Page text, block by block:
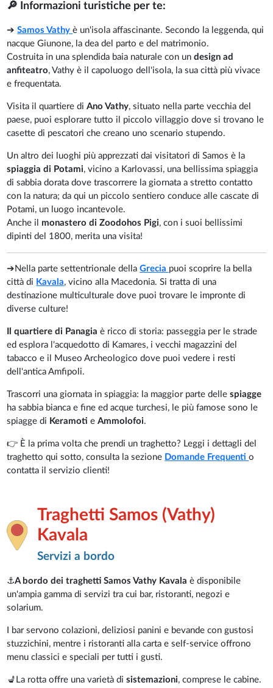
🔎 Informazioni turistiche per te:
➔Samos Vathyè un'isola affascinante. Secondo la leggenda, qui
nacque Giunone, la dea del parto e del matrimonio.
Costruita in una splendida baia naturale con undesign ad
anfiteatro, Vathy è il capoluogo dell'isola, la sua città più vivace
e frequentata.
Visita il quartiere diAno Vathy, situato nella parte vecchia del
paese, puoi esplorare tutto il piccolo villaggio dove si trovano le
casette di pescatori che creano uno scenario stupendo.
Un altro dei luoghi più apprezzati dai visitatori di Samos è la
spiaggia di Potami, vicino a Karlovassi, una bellissima spiaggia
di sabbia dorata dove trascorrere la giornata a stretto contatto
con la natura; da qui un piccolo sentiero conduce alle cascate di
Potami, un luogo incantevole.
Anche il monastero di Zoodohos Pigi, con i suoi bellissimi
dipinti del 1800, merita una visita!
➔Nella parte settentrionale dellaGrecia puoi scoprire la bella
città di Kavala, vicino alla Macedonia. Si tratta di una
destinazione multiculturale dove puoi trovare le impronte di
diverse culture!
Il quartiere di Panagia è ricco di storia: passeggia per le strade
ed esplora l'acquedotto di Kamares, i vecchi magazzini del
tabacco e il Museo Archeologico dove puoi vedere i resti
dell'antica Amfipoli.
Trascorri una giornata in spiaggia: la maggior parte dellespiagge
ha sabbia bianca e fine ed acque turchesi, le più famose sono le
spiagge di KeramotieAmmolofoi.
👉 È la prima volta che prendi un traghetto? Leggi i dettagli del
traghetto qui sotto, consulta la sezione Domande Frequentio
contatta il servizio clienti!
Traghetti Samos (Vathy)
Kavala
Servizi a bordo
⚓A bordo dei traghetti Samos Vathy Kavala è disponibile
un'ampia gamma di servizi tra cui bar, ristoranti, negozi e
solarium.
I bar servono colazioni, deliziosi panini e bevande con gustosi
stuzzichini, mentre i ristoranti alla carta e self-service offrono
menu classici e speciali per tutti i gusti.
💺La rotta offre una varietà disistemazioni, comprese le cabine.